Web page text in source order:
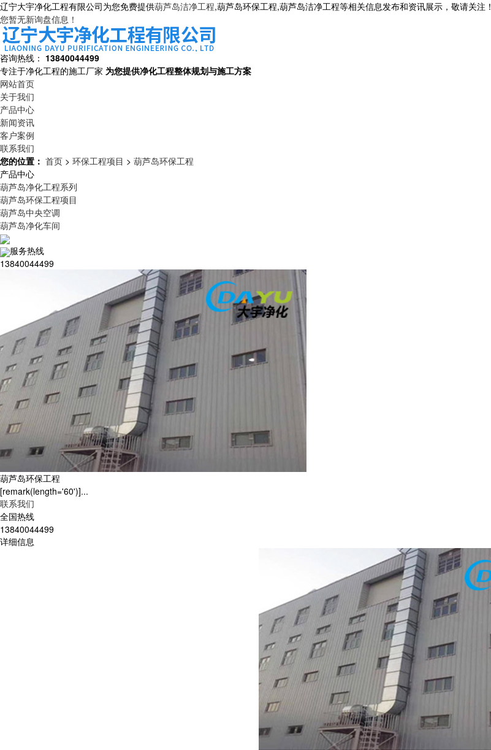
辽宁大宇净化工程有限公司为您免费提供葫芦岛洁净工程,葫芦岛环保工程,葫芦岛洁净工程等相关信息发布和资讯展示，敬请关注！
您暂无新询盘信息！
咨询热线： 13840044499
专注于净化工程的施工厂家 为您提供净化工程整体规划与施工方案
网站首页
关于我们
产品中心
新闻资讯
客户案例
联系我们
您的位置： 首页 > 环保工程项目 > 葫芦岛环保工程
产品中心
葫芦岛净化工程系列
葫芦岛环保工程项目
葫芦岛中央空调
葫芦岛净化车间
服务热线
13840044499
葫芦岛环保工程
[remark(length='60')]...
联系我们
全国热线
13840044499
详细信息